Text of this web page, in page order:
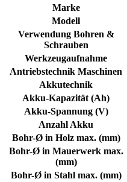
Marke
Modell
Verwendung Bohren &
Schrauben
Werkzeugaufnahme
Antriebstechnik Maschinen
Akkutechnik
Akku-Kapazität (Ah)
Akku-Spannung (V)
Anzahl Akku
Bohr-Ø in Holz max. (mm)
Bohr-Ø in Mauerwerk max.
(mm)
Bohr-Ø in Stahl max. (mm)